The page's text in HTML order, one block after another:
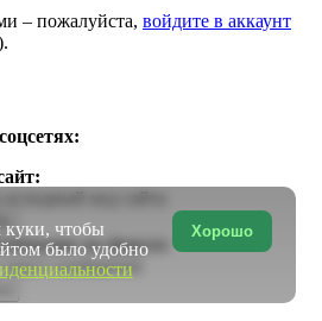
– пожалуйста, войдите в аккаунт
код сайта
на форум:
сообщения
Хорошо
чтобы
было удобно